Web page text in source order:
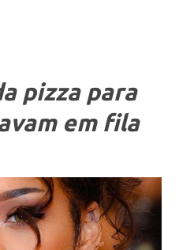
pizza para
em fila